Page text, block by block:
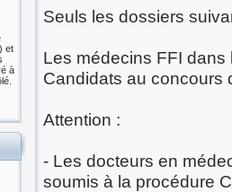
et
à
Seuls les dossiers
Les médecins FFI dans
Candidats au concours
Attention :
- Les docteurs en
soumis à la procédure